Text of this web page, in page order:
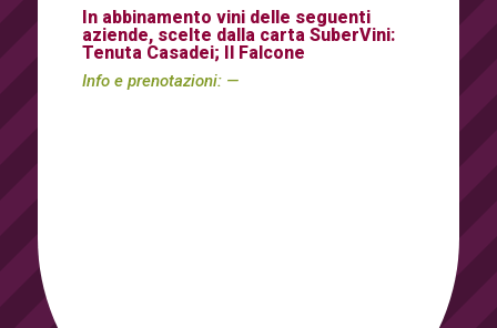
In abbinamento vini delle seguenti
aziende, scelte dalla carta SuberVini:
Tenuta Casadei; Il Falcone
Info e prenotazioni: —